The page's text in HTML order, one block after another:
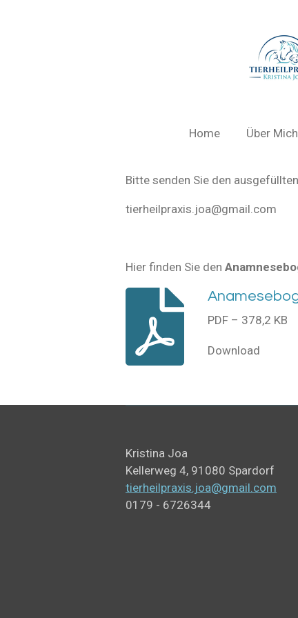
Home Über Mich
Bitte senden Sie den
tierheilpraxis.joa@gmail.com
Hier finden Sie den
PDF – 378,2 KB
Download
Kristina Joa
Kellerweg 4, 91080 Spardorf
tierheilpraxis.joa@gmail.com
0179 - 6726344